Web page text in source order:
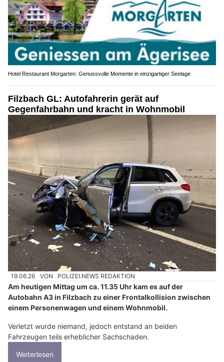
Hotel Restaurant Morgarten: Genussvolle Momente in einzigartiger Seelage
Filzbach GL: Autofahrerin gerät auf
Gegenfahrbahn und kracht in Wohnmobil
19.06.26 VON POLIZEI.NEWS REDAKTION
Am heutigen Mittag um ca. 11.35 Uhr kam es auf der
Autobahn A3 in Filzbach zu einer Frontalkollision zwischen
einem Personenwagen und einem Wohnmobil.
Verletzt wurde niemand, jedoch entstand an beiden
Fahrzeugen teils erheblicher Sachschaden.
Weiterlesen